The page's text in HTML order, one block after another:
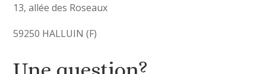
13, allée des Roseaux
59250 HALLUIN (F)